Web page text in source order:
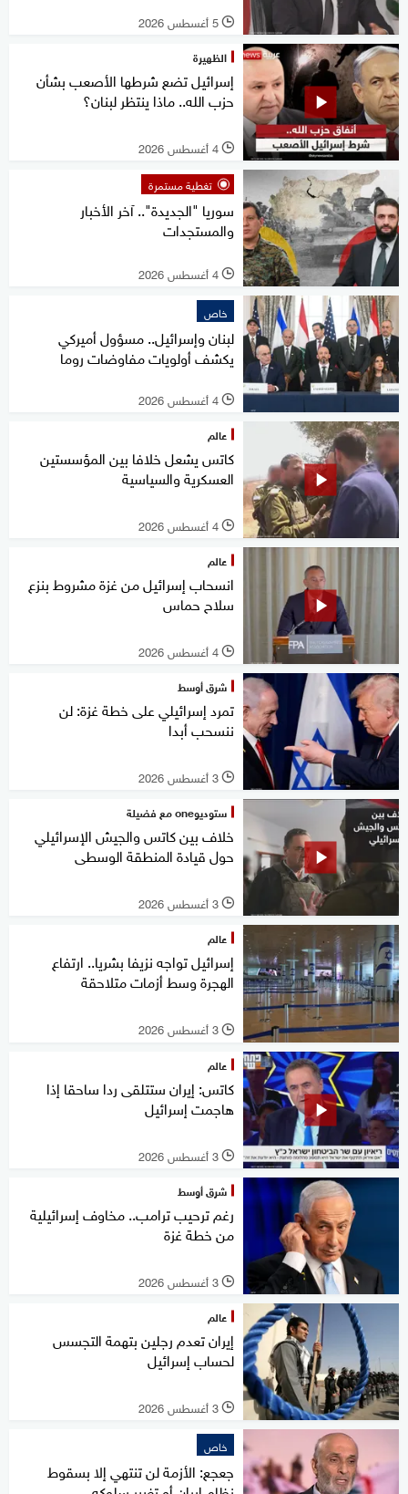
l 5 أغسطس 2026
الظهيرة
إسرائيل تضع شرطها الأصعب بشأن
حزب الله.. ماذا ينتظر لبنان؟
l 4 أغسطس 2026
تغطية مستمرة
سوريا "الجديدة".. آخر الأخبار
والمستجدات
l 4 أغسطس 2026
خاص
لبنان وإسرائيل.. مسؤول أميركي
يكشف أولويات مفاوضات روما
l 4 أغسطس 2026
عالم
كاتس يشعل خلافا بين المؤسستين
العسكرية والسياسية
l 4 أغسطس 2026
عالم
انسحاب إسرائيل من غزة مشروط بنزع
سلاح حماس
l 4 أغسطس 2026
شرق أوسط
تمرد إسرائيلي على خطة غزة: لن
ننسحب أبدا
l 3 أغسطس 2026
ستوديوone مع فضيلة
خلاف بين كاتس والجيش الإسرائيلي
حول قيادة المنطقة الوسطى
l 3 أغسطس 2026
عالم
إسرائيل تواجه نزيفا بشريا.. ارتفاع
الهجرة وسط أزمات متلاحقة
l 3 أغسطس 2026
عالم
كاتس: إيران ستتلقى ردا ساحقا إذا
هاجمت إسرائيل
l 3 أغسطس 2026
شرق أوسط
رغم ترحيب ترامب.. مخاوف إسرائيلية
من خطة غزة
l 3 أغسطس 2026
عالم
إيران تعدم رجلين بتهمة التجسس
لحساب إسرائيل
l 3 أغسطس 2026
خاص
جعجع: الأزمة لن تنتهي إلا بسقوط